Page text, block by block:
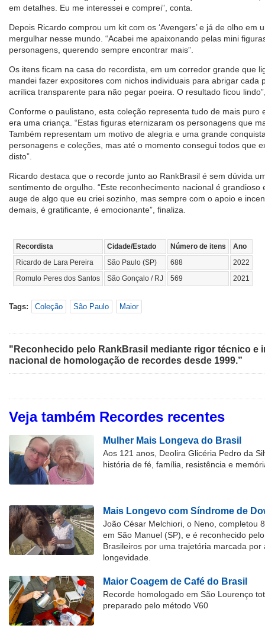
em detalhes. Eu me interessei e comprei”, conta.
Depois Ricardo comprou um kit com os ‘Avengers’ e já de olho em
mergulhar nesse mundo. “Acabei me apaixonando pelas mini
personagens, querendo sempre encontrar mais”.
Os itens ficam na casa do recordista, em um corredor grande que
mandei fazer expositores com nichos individuais para abrigar cada
acrílica transparente para não pegar poeira. O resultado ficou
Conforme o paulistano, esta coleção representa tudo de mais puro
era uma criança. “Estas figuras eternizaram os personagens que
Também representam um motivo de alegria e uma grande
personagens e coleções, mas até o momento consegui todos que
disto”.
Ricardo destaca que o recorde junto ao RankBrasil é sem dúvida
sentimento de orgulho. “Este reconhecimento nacional é grandioso
auge de algo que eu criei sozinho, mas sempre com o apoio e
demais, é gratificante, é emocionante”, finaliza.
Recordista Cidade/Estado Número de itens
Ano
Ricardo de Lara Pereira
São Paulo (SP) 688
2022
Romulo Peres dos Santos
São Gonçalo / RJ 569 2021
Tags: Coleção São Paulo Maior
"Reconhecido pelo RankBrasil mediante rigor técnico e
nacional de homologação de recordes desde 1999.”
Veja também Recordes recentes
Mulher Mais Longeva do Brasil
Aos 121 anos, Deolira Glicéria Pedro da
história de fé, família, resistência e
Mais Longevo com Síndrome de
João César Melchiori, o Neno, completou
em São Manuel (SP), e é reconhecido
Brasileiros por uma trajetória marcada por
longevidade.
Maior Coagem de Café do Brasil
Recorde homologado em São Lourenço
preparado pelo método V60